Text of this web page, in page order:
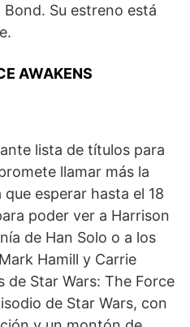
Su estreno está
AWAKENS
lista de títulos para
llamar más la
esperar hasta el 18
poder ver a Harrison
de Han Solo o a los
Hamill y Carrie
de Star Wars: The Force
de Star Wars, con